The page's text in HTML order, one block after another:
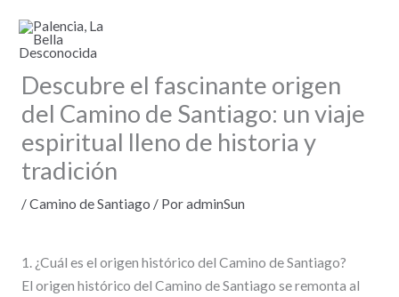
contenido
Descubre el fascinante origen
del Camino de Santiago: un viaje
espiritual lleno de historia y
tradición
/Camino de Santiago / PoradminSun
1. ¿Cuál es el origen histórico del Camino de Santiago?
El origen histórico del Camino de Santiago se remonta al